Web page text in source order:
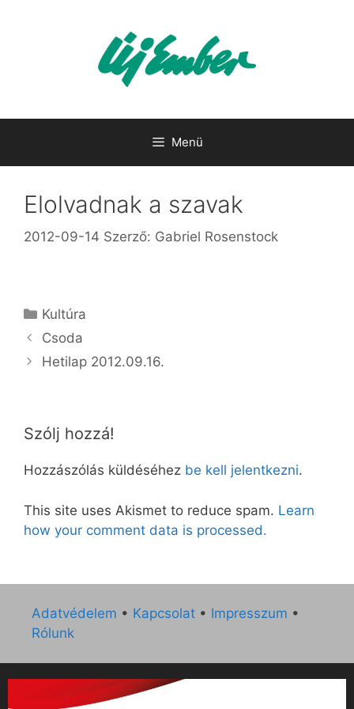
Menü
Elolvadnak a szavak
2012-09-14 Szerző: Gabriel Rosenstock
Kategória
Kultúra
Csoda
Hetilap 2012.09.16.
Szólj hozzá!
Hozzászólás küldéséhez be kell jelentkezni.
This site uses Akismet to reduce spam. Learn
how your comment data is processed.
Adatvédelem • Kapcsolat • Impresszum •
Rólunk